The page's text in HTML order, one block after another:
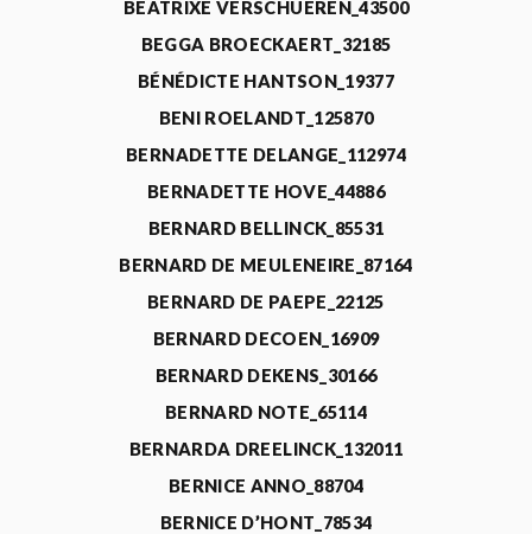
BEATRIXE VERSCHUEREN_43500
BEGGA BROECKAERT_32185
BÉNÉDICTE HANTSON_19377
BENI ROELANDT_125870
BERNADETTE DELANGE_112974
BERNADETTE HOVE_44886
BERNARD BELLINCK_85531
BERNARD DE MEULENEIRE_87164
BERNARD DE PAEPE_22125
BERNARD DECOEN_16909
BERNARD DEKENS_30166
BERNARD NOTE_65114
BERNARDA DREELINCK_132011
BERNICE ANNO_88704
BERNICE D’HONT_78534